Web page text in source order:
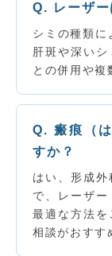
Q. レーザー
シミの種類に
肝斑や深いシ
との併用や複
Q. 瘢痕（
すか？
はい、形成外
で、レーザー
最適な方法を
相談がおすす